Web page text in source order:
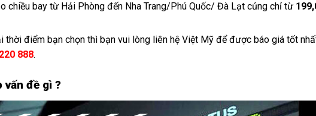
chiều bay từ Hải Phòng đến Nha Trang/Phú Quốc/ Đà Lạt củng chỉ từ
thời điểm bạn chọn thì bạn vui lòng liên hệ Việt Mỹ để được báo giá tốt
888.
đề gì ?